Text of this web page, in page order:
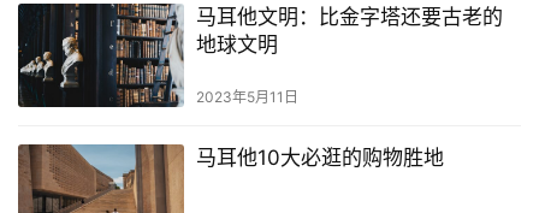
马耳他文明：比金字塔还要古老的
地球文明
2023年5月11日
马耳他10大必逛的购物胜地